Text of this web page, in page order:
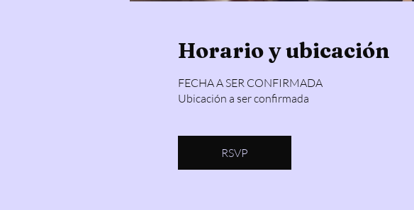
Horario y ubicación
FECHA A SER CONFIRMADA
Ubicación a ser confirmada
RSVP